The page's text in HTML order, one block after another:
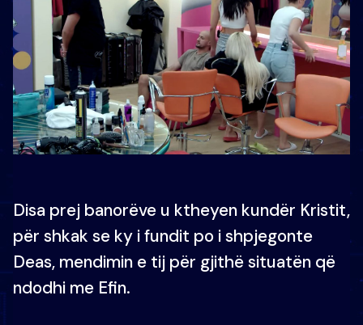
Disa prej banorëve u ktheyen kundër Kristit,
për shkak se ky i fundit po i shpjegonte
Deas, mendimin e tij për gjithë situatën që
ndodhi me Efin.